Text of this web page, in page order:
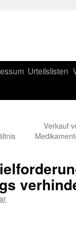
Urteilslisten
Verkauf